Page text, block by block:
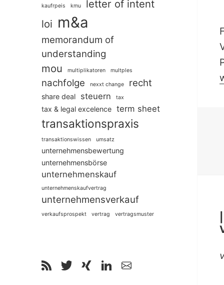
kaufrpeis kmu
letter of intent
loi m&a
memorandum of
understanding
mou multiplikatoren multples
nachfolge nexxt change recht
share deal steuern tax
tax & legal excelence term sheet
transaktionspraxis
transaktionswissen umsatz
unternehmensbewertung
unternehmensbörse
unternehmenskauf
unternehmenskaufvertrag
unternehmensverkauf
verkaufsprospekt vertrag vertragsmuster